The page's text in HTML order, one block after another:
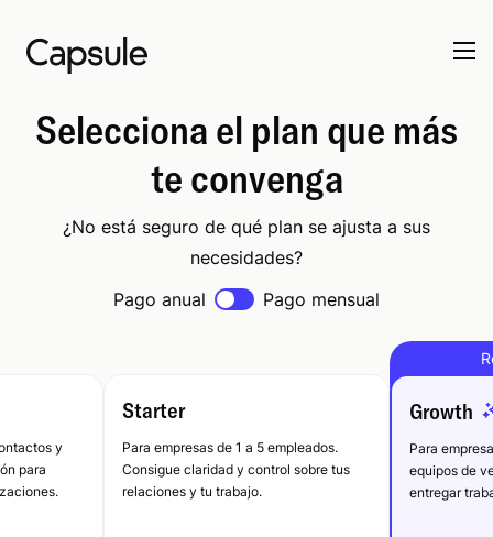
Selecciona el plan que más
te convenga
¿No está seguro de qué plan se ajusta a sus
necesidades?
Pago anual
Pago mensual
y
para
Starter
Para empresas de 1 a 5 empleados.
Consigue claridad y control sobre tus
relaciones y tu trabajo.
Growth
Para
equipos de
entregar